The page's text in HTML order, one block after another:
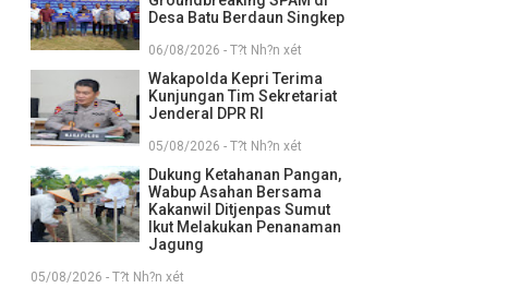
Desa Batu Berdaun Singkep
06/08/2026 - T?t Nh?n xét
Wakapolda Kepri Terima
Kunjungan Tim Sekretariat
Jenderal DPR RI
05/08/2026 - T?t Nh?n xét
Dukung Ketahanan Pangan,
Wabup Asahan Bersama
Kakanwil Ditjenpas Sumut
Ikut Melakukan Penanaman
Jagung
05/08/2026 - T?t Nh?n xét